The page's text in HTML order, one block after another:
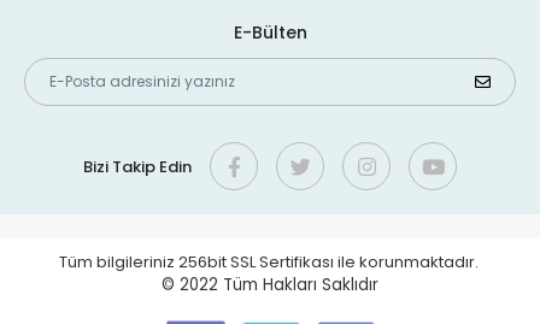
E-Bülten
Bizi Takip Edin
Tüm bilgileriniz 256bit SSL Sertifikası ile korunmaktadır.
© 2022 Tüm Hakları Saklıdır